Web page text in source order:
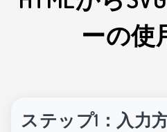
ーの使
ステップ1：入力